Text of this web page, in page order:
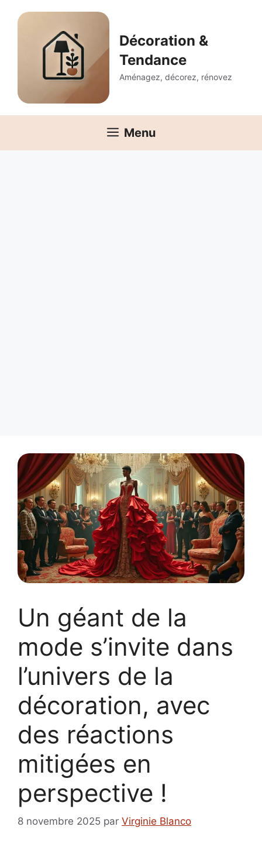
Décoration &
Tendance
Aménagez, décorez, rénovez
Menu
Un géant de la
mode s’invite dans
l’univers de la
décoration, avec
des réactions
mitigées en
perspective !
8 novembre 2025 par Virginie Blanco